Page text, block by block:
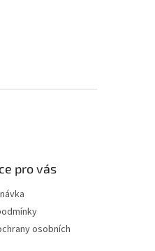
pro vás
osobních